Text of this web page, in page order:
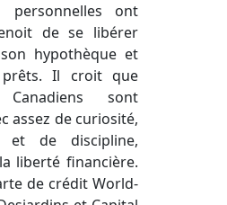
personnelles ont
de se libérer
hypothèque et
Il croit que
sont
assez de curiosité,
et de discipline,
liberté financière.
de crédit World-